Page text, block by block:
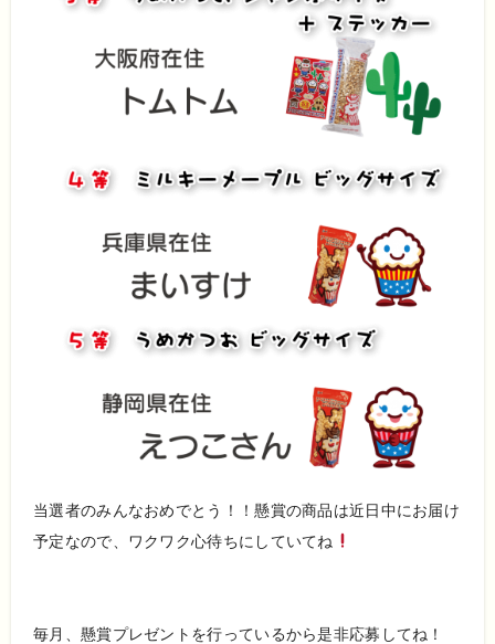
当選者のみんなおめでとう！！懸賞の商品は近日中にお届け
予定なので、ワクワク心待ちにしていてね
毎月、懸賞プレゼントを行っているから是非応募してね！